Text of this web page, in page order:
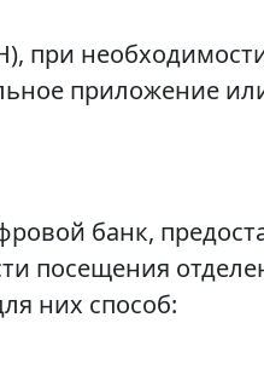
при
приложение
банк,
посещения
них способ: